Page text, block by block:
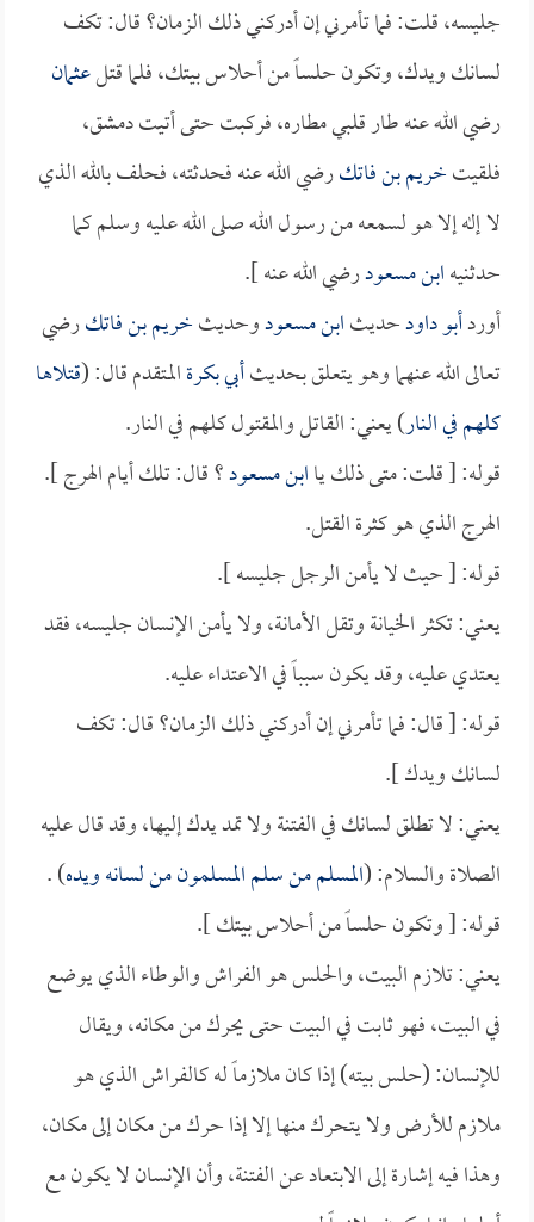
جليسه، قلت: فما تأمرني إن أدركني ذلك الزمان؟ قال: تكف
لسانك ويدك، وتكون حلساً من أحلاس بيتك، فلما قتلعثمان
رضي الله عنه طار قلبي مطاره، فركبت حتى أتيت دمشق،
فلقيتخريم بن فاتكرضي الله عنه فحدثته، فحلف بالله الذي
لا إله إلا هو لسمعه من رسول الله صلى الله عليه وسلم كما
حدثنيهابن مسعودرضي الله عنه ].
أوردأبو داودحديثابن مسعودوحديثخريم بن فاتكرضي
تعالى الله عنهما وهو يتعلق بحديثأبي بكرةالمتقدم قال: (قتلاها
كلهم في النار) يعني: القاتل والمقتول كلهم في النار.
قوله: [ قلت: متى ذلك ياابن مسعود؟ قال: تلك أيام الهرج ].
الهرج الذي هو كثرة القتل.
قوله: [ حيث لا يأمن الرجل جليسه ].
يعني: تكثر الخيانة وتقل الأمانة، ولا يأمن الإنسان جليسه، فقد
يعتدي عليه، وقد يكون سبباً في الاعتداء عليه.
قوله: [ قال: فما تأمرني إن أدركني ذلك الزمان؟ قال: تكف
لسانك ويدك ].
يعني: لا تطلق لسانك في الفتنة ولا تمد يدك إليها، وقد قال عليه
الصلاة والسلام: (المسلم من سلم المسلمون من لسانه ويده) .
قوله: [ وتكون حلساً من أحلاس بيتك ].
يعني: تلازم البيت، والحلس هو الفراش والوطاء الذي يوضع
في البيت، فهو ثابت في البيت حتى يحرك من مكانه، ويقال
للإنسان: (حلس بيته) إذا كان ملازماً له كالفراش الذي هو
ملازم للأرض ولا يتحرك منها إلا إذا حرك من مكان إلى مكان،
وهذا فيه إشارة إلى الابتعاد عن الفتنة، وأن الإنسان لا يكون مع